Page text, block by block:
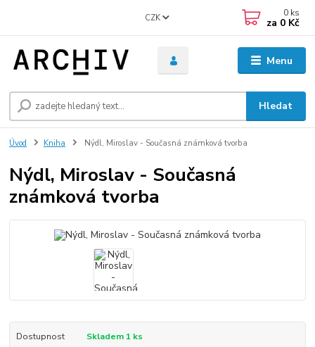
Menu
CZK
Hledat
0 ks
za 0 Kč
Úvod Kniha Nýdl, Miroslav - Současná známková tvorba
Nýdl, Miroslav - Současná
známková tvorba
Dostupnost Skladem 1 ks